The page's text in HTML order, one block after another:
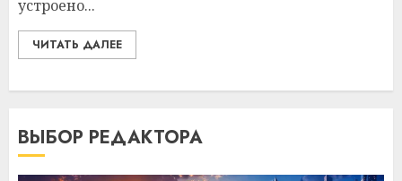
устроено...
ЧИТАТЬ ДАЛЕЕ
ВЫБОР РЕДАКТОРА